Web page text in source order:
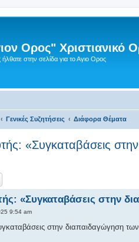
Ορος" Χριστιανικό
στην σελίδα για το Αγιο Ορος
Γενικές Συζητήσεις Διάφορα Θέματα
«Συγκαταβάσεις
«Συγκαταβάσεις στην
9:54 am
στην διαπαιδαγώγηση των